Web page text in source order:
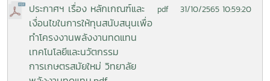
ประกาศฯ เรื่อง หลักเกณฑ์และ
เงื่อนไขในการให้ทุนสนับสนุนเพื่อ
ทำโครงงานพลังงานทดแทน
เทคโนโลยีและนวัตกรรม
การเกษตรสมัยใหม่ วิทยาลัย
pdf 31/10/2565 10:59:20